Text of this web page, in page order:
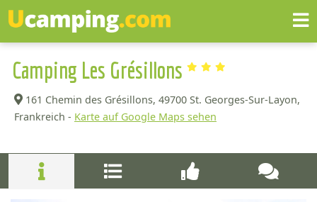
Camping Les Grésillons
161 Chemin des Grésillons, 49700 St. Georges-Sur-Layon,
Frankreich - Karte auf Google Maps sehen